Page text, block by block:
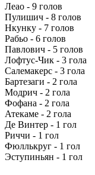
Леао - 9 голов
Пулишич - 8 голов
Нкунку - 7 голов
Рабьо - 6 голов
Павлович - 5 голов
Лофтус-Чик - 3 гола
Салемакерс - 3 гола
Бартезаги - 2 гола
Модрич - 2 гола
Фофана - 2 гола
Атекаме - 2 гола
Де Винтер - 1 гол
Риччи - 1 гол
Фюллькруг - 1 гол
Эступиньян - 1 гол